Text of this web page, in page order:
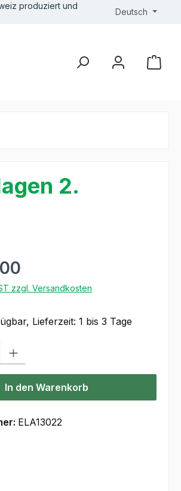
produziert und
Deutsch
2.
zzgl. Versandkosten
Lieferzeit: 1 bis 3 Tage
In den Warenkorb
ELA13022